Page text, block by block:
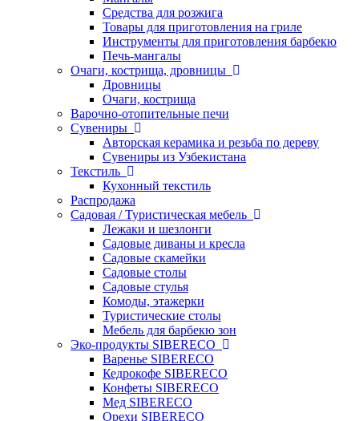
Средства для розжига
Товары для приготовления на гриле
Инструменты для приготовления барбекю
Печь-мангалы
Очаги, кострища, дровницы
Дровницы
Очаги, кострища
Варочно-отопительные печи
Сувениры
Авторская керамика и резьба по дереву
Сувениры из Узбекистана
Текстиль
Кухонный текстиль
Распродажа
Садовая / Туристическая мебель
Лежаки и шезлонги
Садовые диваны и кресла
Садовые скамейки
Садовые столы
Садовые стулья
Комоды, этажерки
Туристические столы
Мебель для барбекю зон
Эко-продукты SIBERECO
Варенье SIBERECO
Кедрокофе SIBERECO
Конфеты SIBERECO
Мед SIBERECO
Орехи SIBERECO